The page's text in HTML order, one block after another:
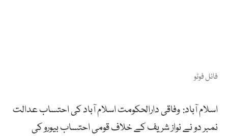
فائل فوٹو
اسلام آباد: وفاقی دارالحکومت اسلام آباد کی احتساب عدالت
نمبر دو نے نواز شریف کے خلاف قومی احتساب بیورو کی